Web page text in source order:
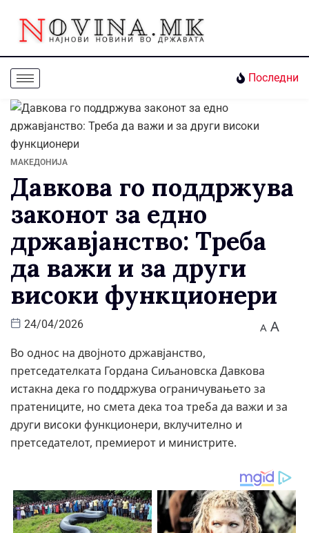
Последни
МАКЕДОНИЈА
Давкова го поддржува
законот за едно
државјанство: Треба
да важи и за други
високи функционери
24/04/2026 A A
Во однос на двојното државјанство,
претседателката Гордана Сиљановска Давкова
истакна дека го поддржува ограничувањето за
пратениците, но смета дека тоа треба да важи и за
други високи функционери, вклучително и
претседателот, премиерот и министрите.